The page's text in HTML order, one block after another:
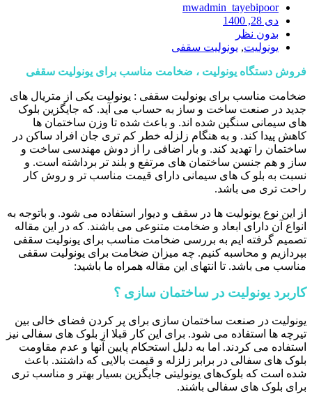
mwadmin_tayebipoor
دی 28, 1400
بدون نظر
یونولیت, یونولیت سقفی
فروش دستگاه یونولیت ، ضخامت مناسب برای یونولیت سقفی
ضخامت مناسب برای یونولیت سقفی : یونولیت یکی از متریال های
جدید در صنعت ساخت و ساز به حساب می آید. که جایگزین بلوک
های سیمانی سنگین شده اند. و باعث شده تا وزن ساختمان ها
کاهش پیدا کند. و به هنگام زلزله خطر کم تری جان افراد ساکن در
ساختمان را تهدید کند. و بار اضافی را از دوش مهندسی ساخت و
ساز و هم جنسن ساختمان های مرتفع و بلند تر برداشته است. و
نسبت به بلو ک های سیمانی دارای قیمت مناسب تر و روش کار
راحت تری می باشد.
از این نوع یونولیت ها در سقف و دیوار استفاده می شود. و باتوجه به
انواع آن دارای ابعاد و ضخامت متنوعی می باشند. که در این مقاله
تصمیم گرفته ایم به بررسی ضخامت مناسب برای یونولیت سقفی
بپردازیم و محاسبه کنیم. چه میزان ضخامت برای یونولیت سقفی
مناسب می باشد. تا انتهای این مقاله همراه ما باشید:
کاربرد یونولیت در ساختمان سازی ؟
یونولیت در صنعت ساختمان سازی برای پر کردن فضای خالی بین
تیرچه ها استفاده می شود. برای این کار قبلا از بلوک های سفالی نیز
استفاده می کردند. اما به دلیل استحکام پایین آنها و عدم مقاومت
بلوک های سفالی در برابر زلزله و قیمت بالایی که داشتند. باعث
شده است که بلوک‌های یونولیتی جایگزین بسیار بهتر و مناسب تری
برای بلوک های سفالی باشند.